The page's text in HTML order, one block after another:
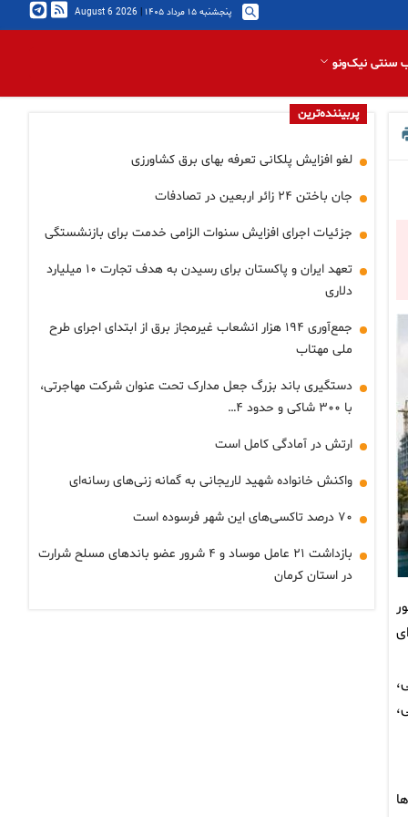
پنجشنبه ۱۵ مرداد ۱۴۰۵ |
2026 August 6
سنتی نیک‌ونو
پربیننده‌ترین
لغو افزایش پلکانی تعرفه بهای برق کشاورزی
جان باختن ۲۴ زائر اربعین در تصادفات
جزئیات اجرای افزایش سنوات الزامی خدمت برای بازنشستگی
تعهد ایران و پاکستان برای رسیدن به هدف تجارت ۱۰ میلیارد
دلاری
جمع‌آوری ۱۹۴ هزار انشعاب غیرمجاز برق از ابتدای اجرای طرح
ملی مهتاب
دستگیری باند بزرگ جعل مدارک تحت عنوان شرکت مهاجرتی،
با ۳۰۰ شاکی و حدود ۴…
ارتش در آمادگی کامل است
واکنش خانواده شهید لاریجانی به گمانه زنی‌های رسانه‌ای
۷۰ درصد تاکسی‌های این شهر فرسوده است
بازداشت ۲۱ عامل موساد و ۴ شرور عضو باندهای مسلح شرارت
در استان کرمان